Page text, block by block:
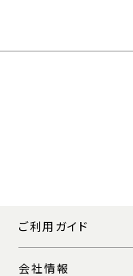
ご利用ガイド
会社情報